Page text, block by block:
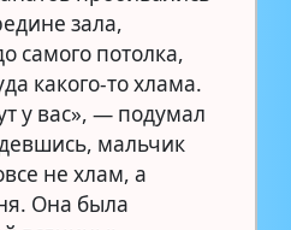
зала,
самого потолка,
какого-то хлама.
у вас», — подумал
мальчик
не хлам, а
Она была